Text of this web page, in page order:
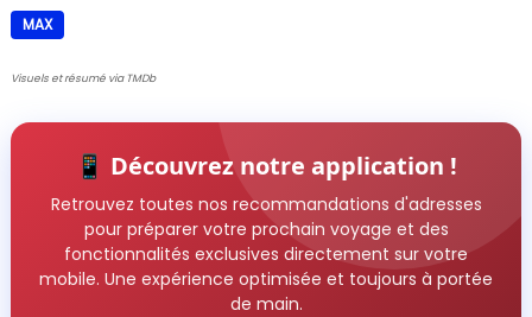
MAX
Visuels et résumé via TMDb
📱 Découvrez notre application !
Retrouvez toutes nos recommandations d'adresses
pour préparer votre prochain voyage et des
fonctionnalités exclusives directement sur votre
mobile. Une expérience optimisée et toujours à portée
de main.